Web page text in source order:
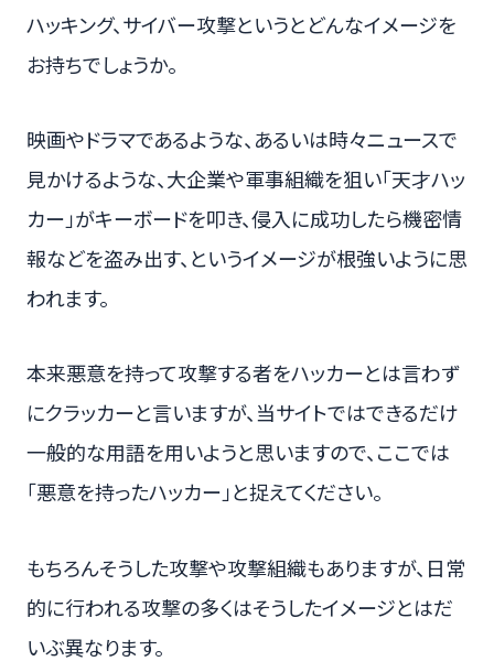
ハッキング、サイバー攻撃というとどんなイメージを
お持ちでしょうか。
映画やドラマであるような、あるいは時々ニュースで
見かけるような、大企業や軍事組織を狙い「天才ハッ
カー」がキーボードを叩き、侵入に成功したら機密情
報などを盗み出す、というイメージが根強いように思
われます。
本来悪意を持って攻撃する者をハッカーとは言わず
にクラッカーと言いますが、当サイトではできるだけ
一般的な用語を用いようと思いますので、ここでは
「悪意を持ったハッカー」と捉えてください。
もちろんそうした攻撃や攻撃組織もありますが、日常
的に行われる攻撃の多くはそうしたイメージとはだ
いぶ異なります。